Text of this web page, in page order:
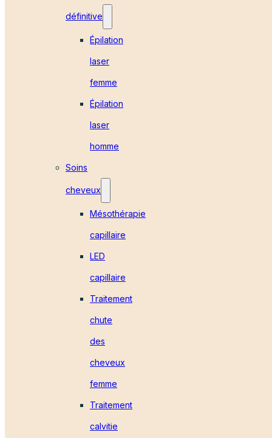
définitive
Épilation
laser
femme
Épilation
laser
homme
Soins
cheveux
Mésothérapie
capillaire
LED
capillaire
Traitement
chute
des
cheveux
femme
Traitement
calvitie